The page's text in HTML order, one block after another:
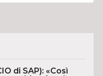
di SAP): «Così